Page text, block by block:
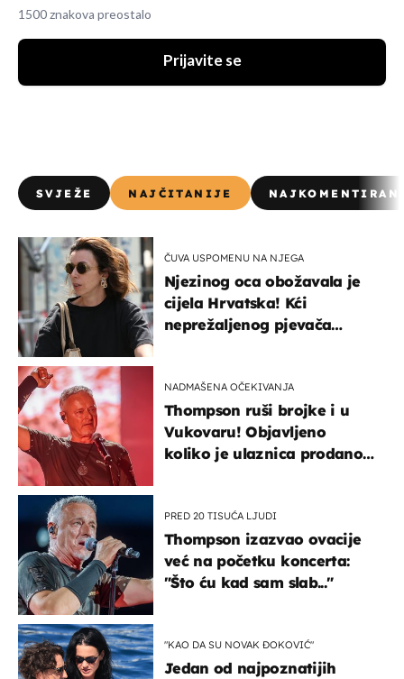
1500 znakova preostalo
Prijavite se
SVJEŽE NAJČITANIJE
ČUVA USPOMENU NA NJEGA
Njezinog oca obožavala je
cijela Hrvatska! Kći
neprežaljenog pjevača
NADMAŠENA OČEKIVANJA
Thompson ruši brojke i u
Vukovaru! Objavljeno
koliko je ulaznica prodano
PRED 20 TISUĆA LJUDI
Thompson izazvao ovacije
već na početku koncerta:
"Što ću kad sam slab..."
"KAO DA SU NOVAK ĐOKOVIĆ"
Jedan od najpoznatijih